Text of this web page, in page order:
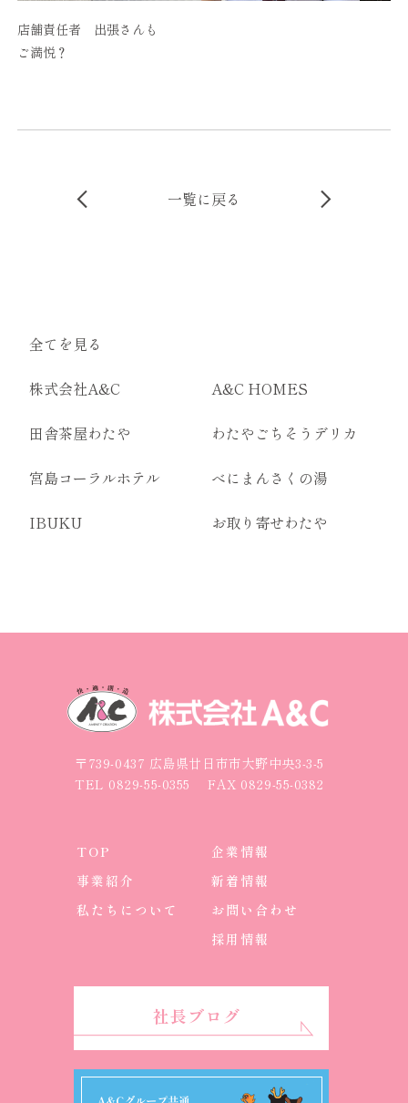
店舗責任者 出張さんも
ご満悦？
一覧に戻る
全てを見る
株式会社A&C A&C HOMES
田舎茶屋わたや わたやごちそうデリカ
宮島コーラルホテル べにまんさくの湯
IBUKU お取り寄せわたや
〒739-0437 広島県廿日市市大野中央3-3-5
TEL 0829-55-0355 FAX 0829-55-0382
TOP
事業紹介
私たちについて
企業情報
新着情報
お問い合わせ
採用情報
社長ブログ